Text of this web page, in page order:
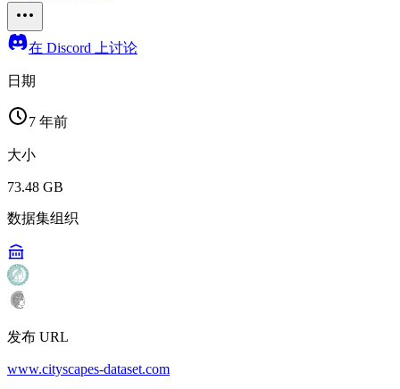
在 Discord 上讨论
日期
7 年前
大小
73.48 GB
数据集组织
发布 URL
www.cityscapes-dataset.com